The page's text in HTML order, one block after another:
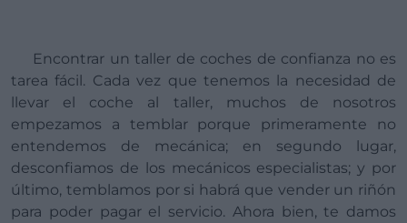
Encontrar un taller de coches de confianza no es
tarea fácil. Cada vez que tenemos la necesidad de
llevar el coche al taller, muchos de nosotros
empezamos a temblar porque primeramente no
entendemos de mecánica; en segundo lugar,
desconfiamos de los mecánicos especialistas; y por
último, temblamos por si habrá que vender un riñón
para poder pagar el servicio. Ahora bien, te damos